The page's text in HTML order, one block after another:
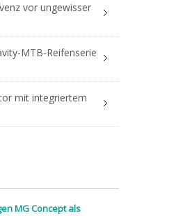
vor ungewisser
MTB-Reifenserie
mit integriertem
MG Concept als